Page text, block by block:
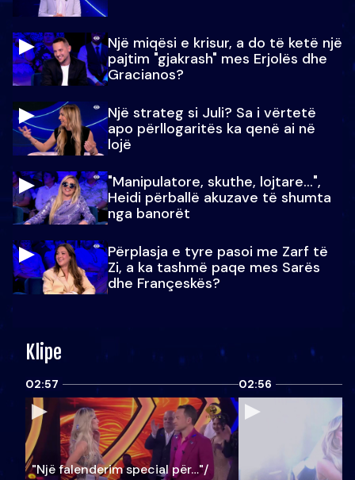
Një miqësi e krisur, a do të ketë një
pajtim "gjakrash" mes Erjolës dhe
Gracianos?
Një strateg si Juli? Sa i vërtetë
apo përllogaritës ka qenë ai në
lojë
"Manipulatore, skuthe, lojtare...",
Heidi përballë akuzave të shumta
nga banorët
Përplasja e tyre pasoi me Zarf të
Zi, a ka tashmë paqe mes Sarës
dhe Françeskës?
Klipe
02:57
"Një falenderim special për…"/
02:56